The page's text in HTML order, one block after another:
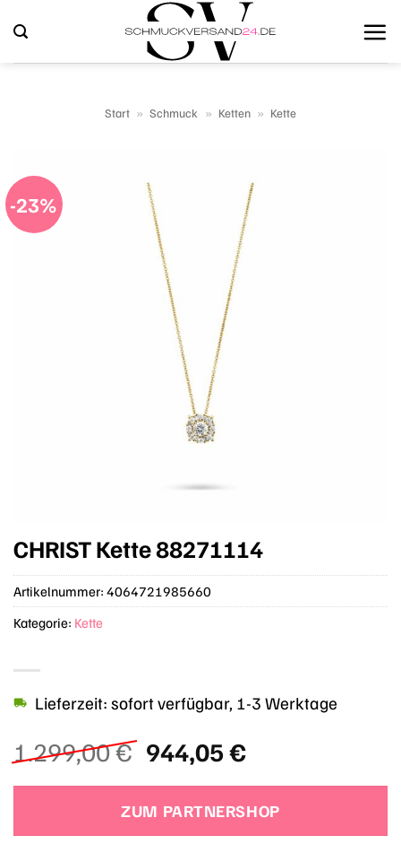
Inhalt
springen
Start » Schmuck » Ketten » Kette
-23%
CHRIST Kette 88271114
1.299,00€ Ursprünglicher
Preis
war:
1.299,00 €
944,05€Aktueller
ist:
944,05 €.
Lieferzeit: sofort verfügbar, 1-3 Werktage
ZUM PARTNERSHOP
Artikelnummer: 4064721985660
Kategorie: Kette